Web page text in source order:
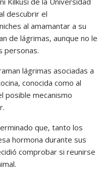
descubrir el
al amamantar a su
de lágrimas, aunque no le
personas.
lágrimas asociadas a
conocida como al
posible mecanismo
que, tanto los
hormona durante sus
comprobar si reunirse